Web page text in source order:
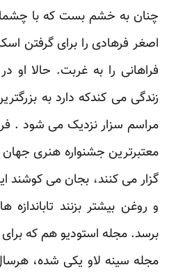
چنان به خشم بست که با
اصغر فرهادی را برای گرفتن
فراهانی را به غربت. حالا او
زندگی می کندکه دارد به
مراسم سزار نزدیک می شود .
معتبرترین جشنواره هنری
گزار می کنند، بجان می کوشند
و روغن بیشتر بزنند
برسد. مجله استودیو هم که
مجله سینه لاو یکی شده،